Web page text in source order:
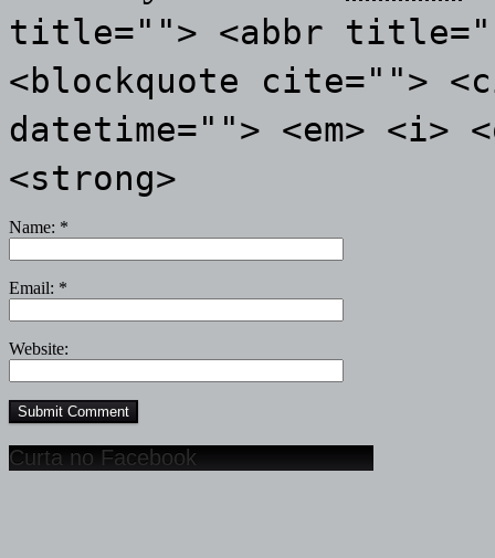
title=""> <abbr
<blockquote cite="">
datetime=""> <em> <i>
<strong>
Name: *
Email: *
Website:
Curta no Facebook